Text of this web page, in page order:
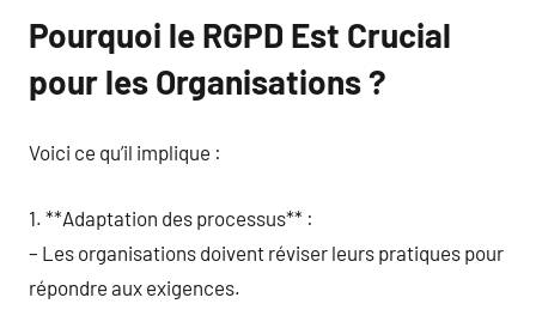
Pourquoi le RGPD Est Crucial
pour les Organisations ?
Voici ce qu’il implique :
1. **Adaptation des processus** :
– Les organisations doivent réviser leurs pratiques pour
répondre aux exigences.